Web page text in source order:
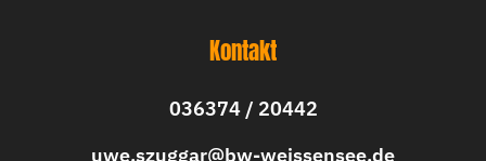
Kontakt
036374 / 20442
uwe.szuggar@bw-weissensee.de